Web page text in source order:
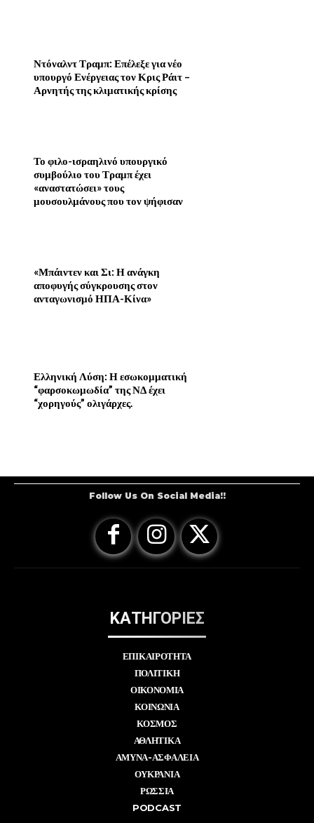
Ντόναλντ Τραμπ: Επέλεξε για νέο
υπουργό Ενέργειας τον Κρις Ράιτ –
Αρνητής της κλιματικής κρίσης
Το φιλο-ισραηλινό υπουργικό
συμβούλιο του Τραμπ έχει
«αναστατώσει» τους
μουσουλμάνους που τον ψήφισαν
«Μπάιντεν και Σι: Η ανάγκη
αποφυγής σύγκρουσης στον
ανταγωνισμό ΗΠΑ-Κίνα»
Ελληνική Λύση: Η εσωκομματική
“φαρσοκωμωδία” της ΝΔ έχει
“χορηγούς” ολιγάρχες.
Follow Us On Social Media!!
ΚΑΤΗΓΟΡΙΕΣ
ΕΠΙΚΑΙΡΟΤΗΤΑ
ΠΟΛΙΤΙΚΗ
ΟΙΚΟΝΟΜΙΑ
ΚΟΙΝΩΝΙΑ
ΚΟΣΜΟΣ
ΑΘΛΗΤΙΚΑ
ΑΜΥΝΑ-ΑΣΦΑΛΕΙΑ
ΟΥΚΡΑΝΙΑ
ΡΩΣΣΙΑ
PODCAST